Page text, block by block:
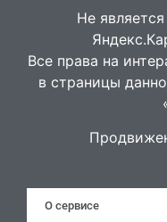
Не
Все права на
в страницы
О сервисе